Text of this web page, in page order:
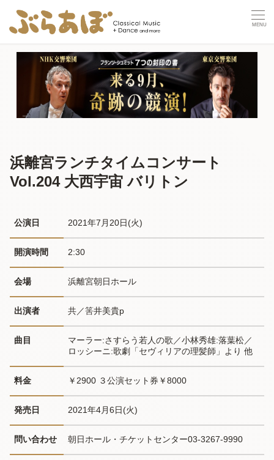
浜離宮ランチタイムコンサート
Vol.204 大西宇宙 バリトン
公演日 2021年7月20日(火)
開演時間 2:30
会場 浜離宮朝日ホール
出演者 共／筈井美貴p
曲目
マーラー:さすらう若人の歌／小林秀雄:落葉松／
ロッシーニ:歌劇「セヴィリアの理髪師」より 他
料金 ￥2900 ３公演セット券￥8000
発売日 2021年4月6日(火)
問い合わせ 朝日ホール・チケットセンター03-3267-9990